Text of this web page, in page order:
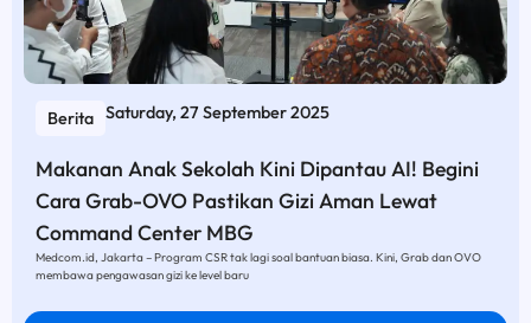
Berita Saturday, 27 September 2025
Makanan Anak Sekolah Kini Dipantau AI! Begini
Cara Grab-OVO Pastikan Gizi Aman Lewat
Command Center MBG
Medcom.id, Jakarta – Program CSR tak lagi soal bantuan biasa. Kini, Grab dan OVO
membawa pengawasan gizi ke level baru